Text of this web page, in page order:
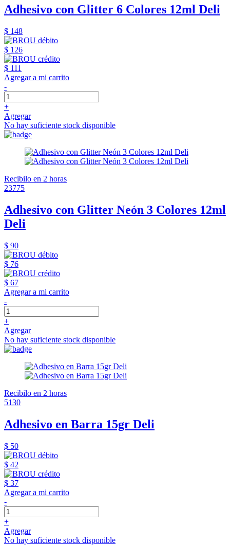
Adhesivo con Glitter 6 Colores 12ml Deli
$ 148
$ 126
$ 111
Agregar a mi carrito
-
+
Agregar
No hay suficiente stock disponible
Recibilo en 2 horas
23775
Adhesivo con Glitter Neón 3 Colores 12ml
Deli
$ 90
$ 76
$ 67
Agregar a mi carrito
-
+
Agregar
No hay suficiente stock disponible
Recibilo en 2 horas
5130
Adhesivo en Barra 15gr Deli
$ 50
$ 42
$ 37
Agregar a mi carrito
-
+
Agregar
No hay suficiente stock disponible